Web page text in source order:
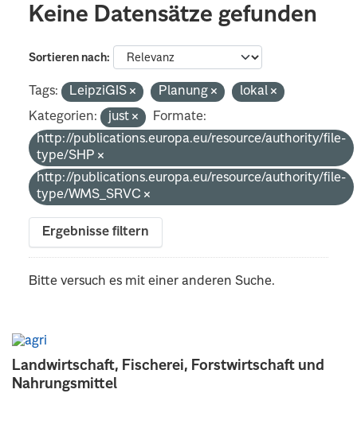
Landwirtschaft, Fischerei, Forstwirtschaft und
Nahrungsmittel
Keine Datensätze gefunden
Sortieren nach
Tags: LeipziGIS Planung
lokal
Kategorien:
just
Formate:
http://publications.europa.eu/resource/authority/file-
type/SHP
http://publications.europa.eu/resource/authority/file-
type/WMS_SRVC
Ergebnisse filtern
Bitte versuch es mit einer anderen Suche.